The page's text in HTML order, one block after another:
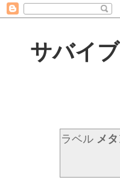
サバイブ
ラベル メ